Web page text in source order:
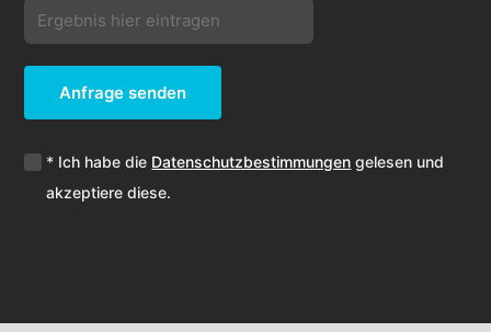
Anfrage senden
* Ich habe die Datenschutzbestimmungen gelesen und
akzeptiere diese.